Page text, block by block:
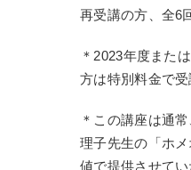
再受講の方、全
＊2023年度また
方は特別料金で受
＊この講座は通
理子先生の「ホ
値で提供させて